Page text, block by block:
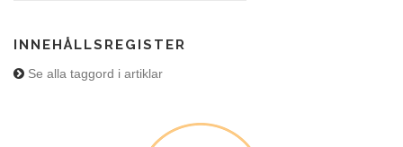
INNEHÅLLSREGISTER
Se alla taggord i artiklar